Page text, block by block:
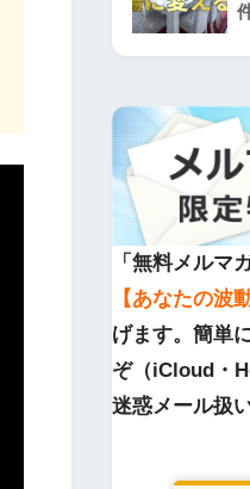
「無料メルマ
【あなたの波
げます。簡単
ぞ（iCloud・
迷惑メール扱